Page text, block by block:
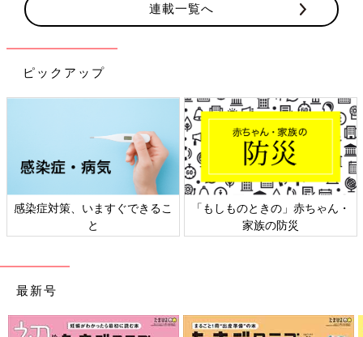
連載一覧へ
ピックアップ
感染症対策、いますぐできるこ
と
「もしものときの」赤ちゃん・
家族の防災
最新号